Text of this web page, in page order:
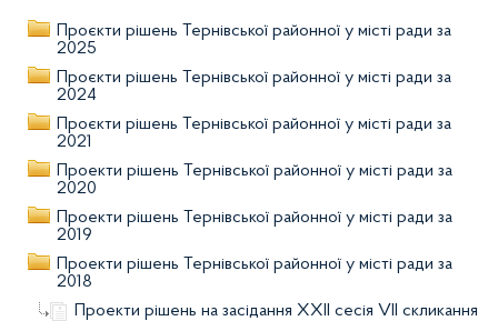
Проєкти рішень Тернівської районної у місті ради за
2025
Проєкти рішень Тернівської районної у місті ради за
2024
Проєкти рішень Тернівської районної у місті ради за
2021
Проекти рішень Тернівської районної у місті ради за
2020
Проекти рішень Тернівської районної у місті ради за
2019
Проекти рішень Тернівської районної у місті ради за
2018
Проекти рішень на засідання XХІІ сесія VІІ скликання